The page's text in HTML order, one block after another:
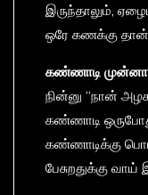
இருந்தாலும்,
ஒரே கணக்கு
கண்ணாடி
நின்னு “நான்
கண்ணாடி
கண்ணாடிக்கு
பேசுறதுக்கு வாய்